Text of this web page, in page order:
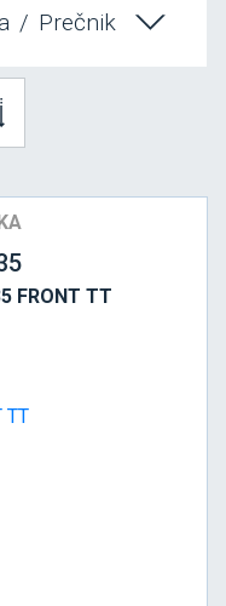
/ Prečnik
FRONT TT